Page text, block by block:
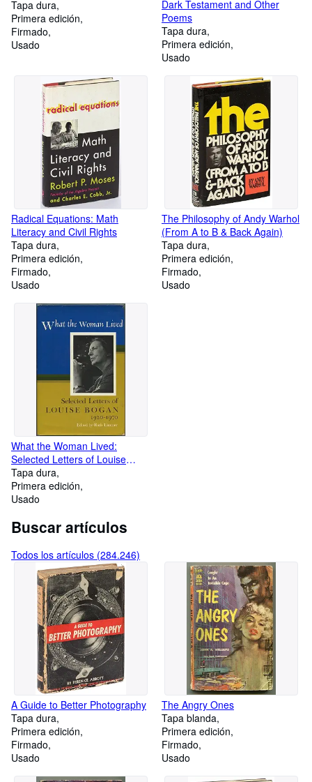
Tapa dura
Primera edición
Firmado
Usado
Dark Testament and Other
Poems
Tapa dura
Primera edición
Usado
Radical Equations: Math
Literacy and Civil Rights
Tapa dura
Primera edición
Firmado
Usado
The Philosophy of Andy Warhol
(From A to B & Back Again)
Tapa dura
Primera edición
Firmado
Usado
What the Woman Lived:
Selected Letters of Louise
Bogan, 1920-1970
Tapa dura
Primera edición
Usado
Buscar artículos
Todos los artículos (284.246)
A Guide to Better Photography
Tapa dura
Primera edición
Firmado
Usado
The Angry Ones
Tapa blanda
Primera edición
Firmado
Usado